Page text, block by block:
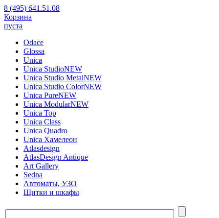
8 (495) 641.51.08
Корзина
пуста
Odace
Glossa
Unica
Unica StudioNEW
Unica Studio MetalNEW
Unica Studio ColorNEW
Unica PureNEW
Unica ModularNEW
Unica Top
Unica Class
Unica Quadro
Unica Хамелеон
Atlasdesign
AtlasDesign Antique
Art Gallery
Sedna
Автоматы, УЗО
Щитки и шкафы